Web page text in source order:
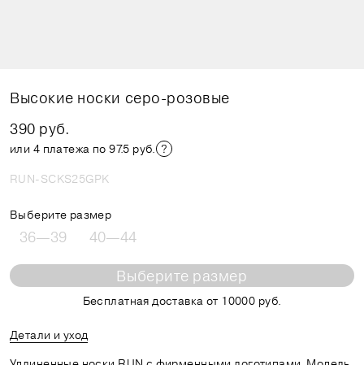
Высокие носки серо-розовые
390 руб.
или 4 платежа по 97.5 руб.
RUN-SCKS25GPK
Выберите размер
36—39 40—44
Выберите размер
Бесплатная доставка от 10000 руб.
Детали и уход